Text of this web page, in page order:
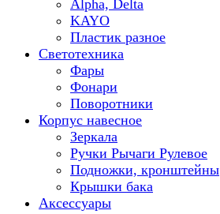
Alpha, Delta
KAYO
Пластик разное
Светотехника
Фары
Фонари
Поворотники
Корпус навесное
Зеркала
Ручки Рычаги Рулевое
Подножки, кронштейны
Крышки бака
Аксессуары